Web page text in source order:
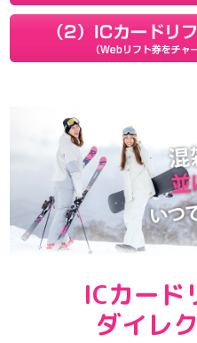
ICカード
ダイレ